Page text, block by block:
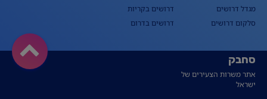
מגדל דרושים
סלקום דרושים
דרושים בקריות
דרושים בדרום
סחבק
אתר משרות הצעירים של
ישראל